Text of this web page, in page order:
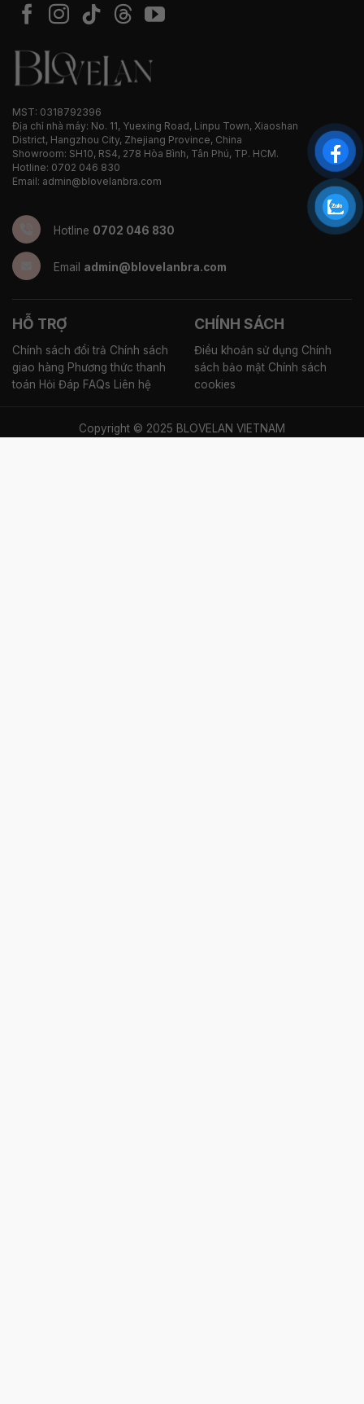
MST: 0318792396
Địa chỉ nhà máy: No. 11, Yuexing Road, Linpu Town, Xiaoshan
District, Hangzhou City, Zhejiang Province, China
Showroom: SH10, RS4, 278 Hòa Bình, Tân Phú, TP. HCM.
Hotline: 0702 046 830
Email: admin@blovelanbra.com
Hotline 0702 046 830
Email admin@blovelanbra.com
HỖ TRỢ
Chính sách đổi trả Chính sách
giao hàng Phương thức thanh
toán Hỏi Đáp FAQs Liên hệ
CHÍNH SÁCH
Điều khoản sử dụng Chính
sách bảo mật Chính sách
cookies
Copyright © 2025 BLOVELAN VIETNAM